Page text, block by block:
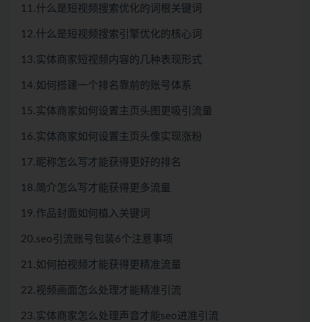
11.什么是短视频搜索优化的词根关键词
12.什么是短视频搜索引擎优化的核心词
13.实体商家短视频内容的几种表现形式
14.如何搭建一个排名靠前的账号体系
15.实体商家如何设置主页头图更吸引流量
16.实体商家如何设置主页头像实现涨粉
17.昵称怎么写才能获得更好的排名
18.简介怎么写才能获得更多流量
19.作品封面如何植入关键词
20.seo引流账号包装6个注意事项
21.如何拍视频才能获得更精准流量
22.视频画面怎么处理才能精准引流
23.实体商家怎么处理声音才能seo进准引流